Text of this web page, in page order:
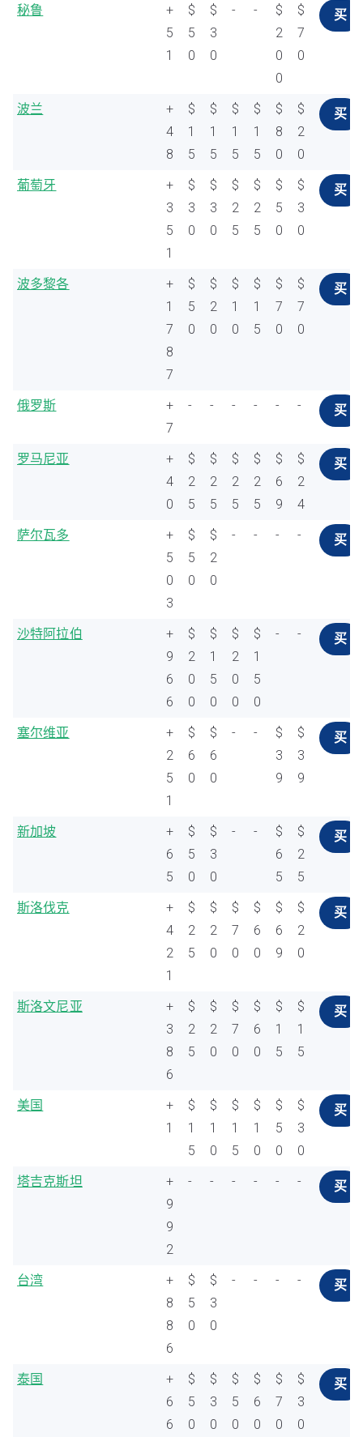
秘鲁
+
5
1
$
5
0
$
3
0
- -
$
2
0
0
$
7
0
买
波兰
+
4
8
$
1
5
$
1
5
$
1
5
$
1
5
$
8
0
$
2
0
买
葡萄牙
+
3
5
1
$
3
0
$
3
0
$
2
5
$
2
5
$
5
0
$
3
0
买
波多黎各
+
1
7
8
7
$
5
0
$
2
0
$
1
0
$
1
5
$
7
0
$
7
0
买
俄罗斯
+
7
- - - - - - 买
罗马尼亚
+
4
0
$
2
5
$
2
5
$
2
5
$
2
5
$
6
9
$
2
4
买
萨尔瓦多
+
5
0
3
$
5
0
$
2
0
- - - - 买
沙特阿拉伯
+
9
6
6
$
2
0
0
$
1
5
0
$
2
0
0
$
1
5
0
- - 买
塞尔维亚
+
2
5
1
$
6
0
$
6
0
- -
$
3
9
$
3
9
买
新加坡
+
6
5
$
5
0
$
3
0
- -
$
6
5
$
2
5
买
斯洛伐克
+
4
2
1
$
2
5
$
2
0
$
7
0
$
6
0
$
6
9
$
2
0
买
斯洛文尼亚
+
3
8
6
$
2
5
$
2
0
$
7
0
$
6
0
$
1
5
$
1
5
买
美国
+
1
$
1
5
$
1
0
$
1
5
$
1
0
$
5
0
$
3
0
买
塔吉克斯坦
+
9
9
2
- - - - - - 买
台湾
+
8
8
6
$
5
0
$
3
0
- - - - 买
泰国
+
6
6
$
5
0
$
3
0
$
5
0
$
6
0
$
7
0
$
3
0
买